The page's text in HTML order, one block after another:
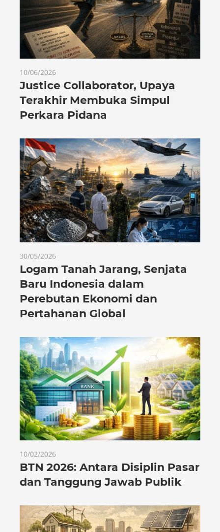
10/06/2026
Justice Collaborator, Upaya
Terakhir Membuka Simpul
Perkara Pidana
30/05/2026
Logam Tanah Jarang, Senjata
Baru Indonesia dalam
Perebutan Ekonomi dan
Pertahanan Global
10/02/2026
BTN 2026: Antara Disiplin Pasar
dan Tanggung Jawab Publik